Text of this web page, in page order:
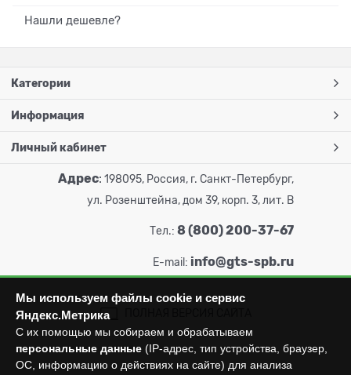
Нашли дешевле?
Категории
Информация
Личный кабинет
Адрес: 198095, Россия, г. Санкт-Петербург,
ул. Розенштейна, дом 39, корп. 3, лит. В
Тел.: 8 (800) 200-37-67
E-mail: info@gts-spb.ru
Мы используем файлы cookie и сервис
Яндекс.Метрика
С их помощью мы собираем и обрабатываем
персональные данные (IP-адрес, тип устройства, браузер,
ОС, информацию о действиях на сайте) для анализа